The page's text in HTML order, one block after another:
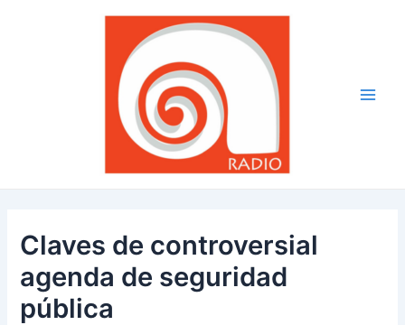
Claves de controversial
agenda de seguridad
pública